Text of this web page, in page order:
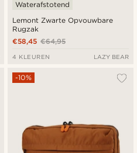
Lemont Zwarte Opvouwbare
Rugzak
Waterafstotend
€64,95
€58,45
4 KLEUREN LAZY BEAR
-10%